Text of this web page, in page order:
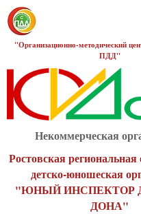
"Организационно-методический
ПДД"
Некоммерческая
Ростовская
детско-юношеская
"ЮНЫЙ ИНСПЕКТОР
ДОНА"